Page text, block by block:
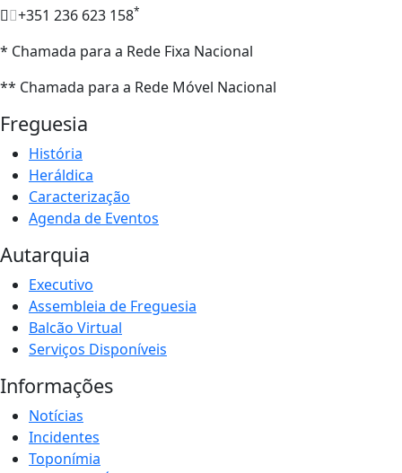
+351 236 623 158*
* Chamada para a Rede Fixa Nacional
** Chamada para a Rede Móvel Nacional
Freguesia
História
Heráldica
Caracterização
Agenda de Eventos
Autarquia
Executivo
Assembleia de Freguesia
Balcão Virtual
Serviços Disponíveis
Informações
Notícias
Incidentes
Toponímia